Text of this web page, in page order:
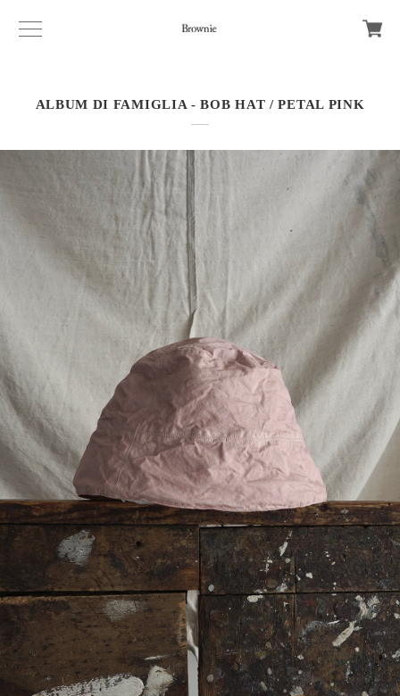
ALBUM DI FAMIGLIA - BOB HAT / PETAL PINK